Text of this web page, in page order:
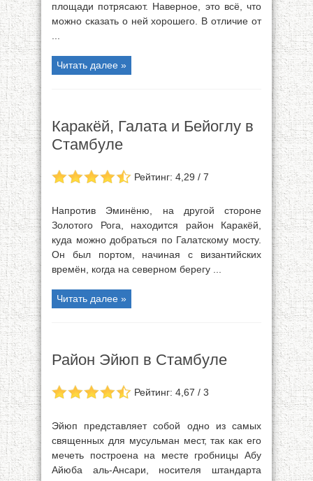
площади потрясают. Наверное, это всё, что
можно сказать о ней хорошего. В отличие от
Читать далее »
Каракёй, Галата и Бейоглу в
Стамбуле
Рейтинг: 4,29 / 7
Напротив Эминёню, на другой стороне
Золотого Рога, находится район Каракёй,
куда можно добраться по Галатскому мосту.
Он был портом, начиная с византийских
времён, когда на северном берегу ...
Читать далее »
Район Эйюп в Стамбуле
Рейтинг: 4,67 / 3
Эйюп представляет собой одно из самых
священных для мусульман мест, так как его
мечеть построена на месте гробницы Абу
Айюба аль-Ансари, носителя штандарта